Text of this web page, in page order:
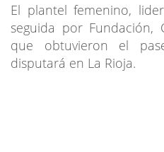
El plantel femenino,
seguida por Fundación,
que obtuvieron el
disputará en La Rioja.